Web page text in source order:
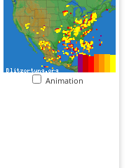
Animation